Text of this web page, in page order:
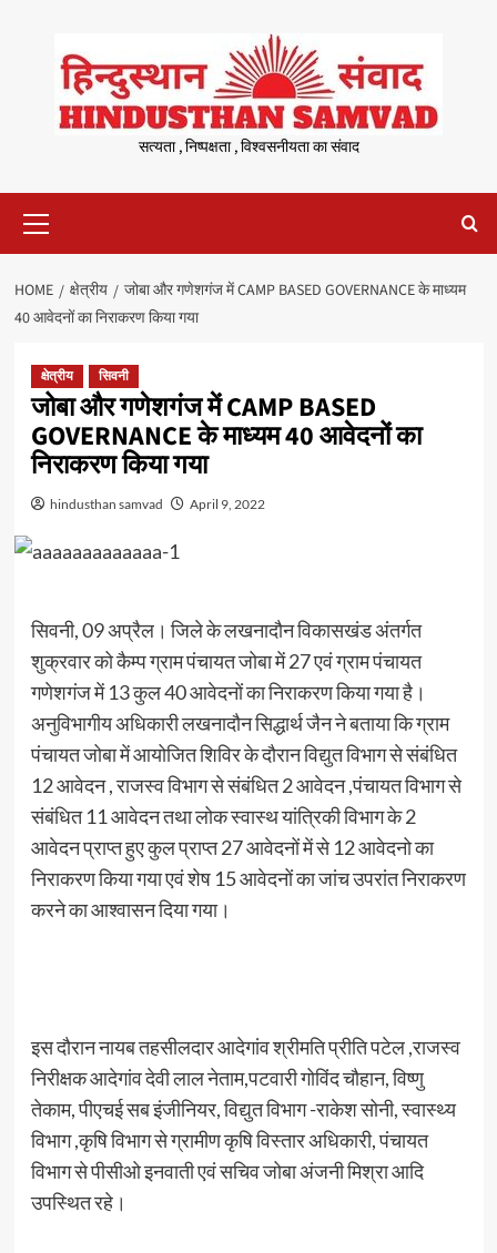
content
सत्यता , निष्पक्षता , विश्वसनीयता का संवाद
Menu
HOME क्षेत्रीय
जोबा और गणेशगंज में CAMP BASED GOVERNANCE के माध्यम
40 आवेदनों का निराकरण किया गया
क्षेत्रीय सिवनी
जोबा और गणेशगंज में CAMP BASED
GOVERNANCE के माध्यम 40 आवेदनों का
निराकरण किया गया
hindusthan samvad April 9, 2022
सिवनी, 09 अप्रैल। जिले के लखनादौन विकासखंड अंतर्गत
शुक्रवार को कैम्प ग्राम पंचायत जोबा में 27 एवं ग्राम पंचायत
गणेशगंज में 13 कुल 40 आवेदनों का निराकरण किया गया है।
अनुविभागीय अधिकारी लखनादौन सिद्धार्थ जैन ने बताया कि ग्राम
पंचायत जोबा में आयोजित शिविर के दौरान विद्युत विभाग से संबंधित
12 आवेदन , राजस्व विभाग से संबंधित 2 आवेदन ,पंचायत विभाग से
संबंधित 11 आवेदन तथा लोक स्वास्थ यांत्रिकी विभाग के 2
आवेदन प्राप्त हुए कुल प्राप्त 27 आवेदनों में से 12 आवेदनो का
निराकरण किया गया एवं शेष 15 आवेदनों का जांच उपरांत निराकरण
करने का आश्वासन दिया गया।
इस दौरान नायब तहसीलदार आदेगांव श्रीमति प्रीति पटेल ,राजस्व
निरीक्षक आदेगांव देवी लाल नेताम,पटवारी गोविंद चौहान, विष्णु
तेकाम, पीएचई सब इंजीनियर, विद्युत विभाग -राकेश सोनी, स्वास्थ्य
विभाग ,कृषि विभाग से ग्रामीण कृषि विस्तार अधिकारी, पंचायत
विभाग से पीसीओ इनवाती एवं सचिव जोबा अंजनी मिश्रा आदि
उपस्थित रहे।